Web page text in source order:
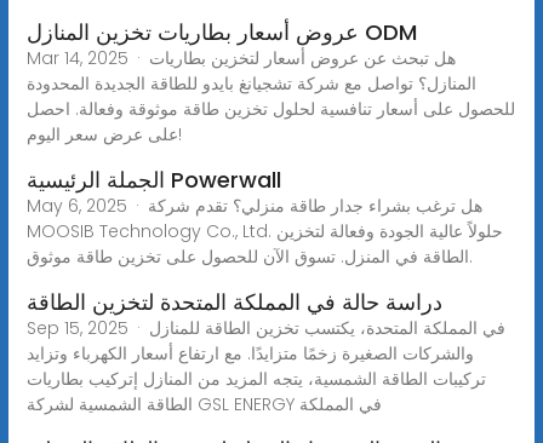
عروض أسعار بطاريات تخزين المنازل ODM
Mar 14, 2025 · هل تبحث عن عروض أسعار لتخزين بطاريات
المنازل؟ تواصل مع شركة تشجيانغ بايدو للطاقة الجديدة المحدودة
للحصول على أسعار تنافسية لحلول تخزين طاقة موثوقة وفعالة. احصل
على عرض سعر اليوم!
الجملة الرئيسية Powerwall
May 6, 2025 · هل ترغب بشراء جدار طاقة منزلي؟ تقدم شركة
MOOSIB Technology Co., Ltd. حلولاً عالية الجودة وفعالة لتخزين
الطاقة في المنزل. تسوق الآن للحصول على تخزين طاقة موثوق.
دراسة حالة في المملكة المتحدة لتخزين الطاقة
Sep 15, 2025 · في المملكة المتحدة، يكتسب تخزين الطاقة للمنازل
والشركات الصغيرة زخمًا متزايدًا. مع ارتفاع أسعار الكهرباء وتزايد
تركيبات الطاقة الشمسية، يتجه المزيد من المنازل إتركيب بطاريات
الطاقة الشمسية لشركة GSL ENERGY في المملكة